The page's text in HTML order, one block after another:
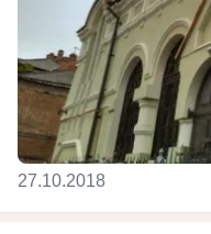
27.10.2018